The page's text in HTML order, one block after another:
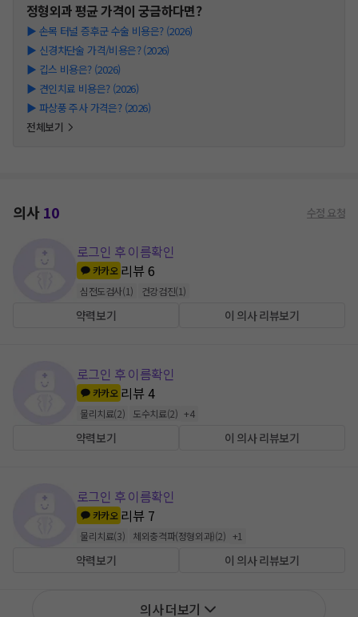
정형외과평균 가격이 궁금하다면?
▶ 손목 터널 증후군 수술 비용은? (2026)
▶ 신경차단술 가격/비용은? (2026)
▶ 깁스 비용은? (2026)
▶ 견인치료 비용은? (2026)
▶ 파상풍 주사 가격은? (2026)
전체보기
의사10 수정 요청
로그인 후 이름확인
카카오 리뷰6
심전도검사(1) 건강검진(1)
약력보기 이 의사 리뷰보기
로그인 후 이름확인
카카오 리뷰4
물리치료(2) 도수치료(2) +4
약력보기 이 의사 리뷰보기
로그인 후 이름확인
카카오 리뷰 7
물리치료(3) 체외충격파(정형외과)(2) +1
약력보기 이 의사 리뷰보기
의사 더보기